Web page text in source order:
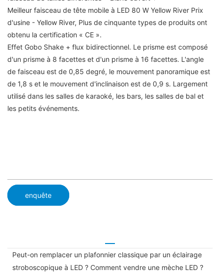
Meilleur faisceau de tête mobile à LED 80 W Yellow River Prix
d'usine - Yellow River, Plus de cinquante types de produits ont
obtenu la certification « CE ».
Effet Gobo Shake + flux bidirectionnel. Le prisme est composé
d'un prisme à 8 facettes et d'un prisme à 16 facettes. L'angle
de faisceau est de 0,85 degré, le mouvement panoramique est
de 1,8 s et le mouvement d'inclinaison est de 0,9 s. Largement
utilisé dans les salles de karaoké, les bars, les salles de bal et
les petits événements.
enquête
Peut-on remplacer un plafonnier classique par un éclairage
stroboscopique à LED ? Comment vendre une mèche LED ?